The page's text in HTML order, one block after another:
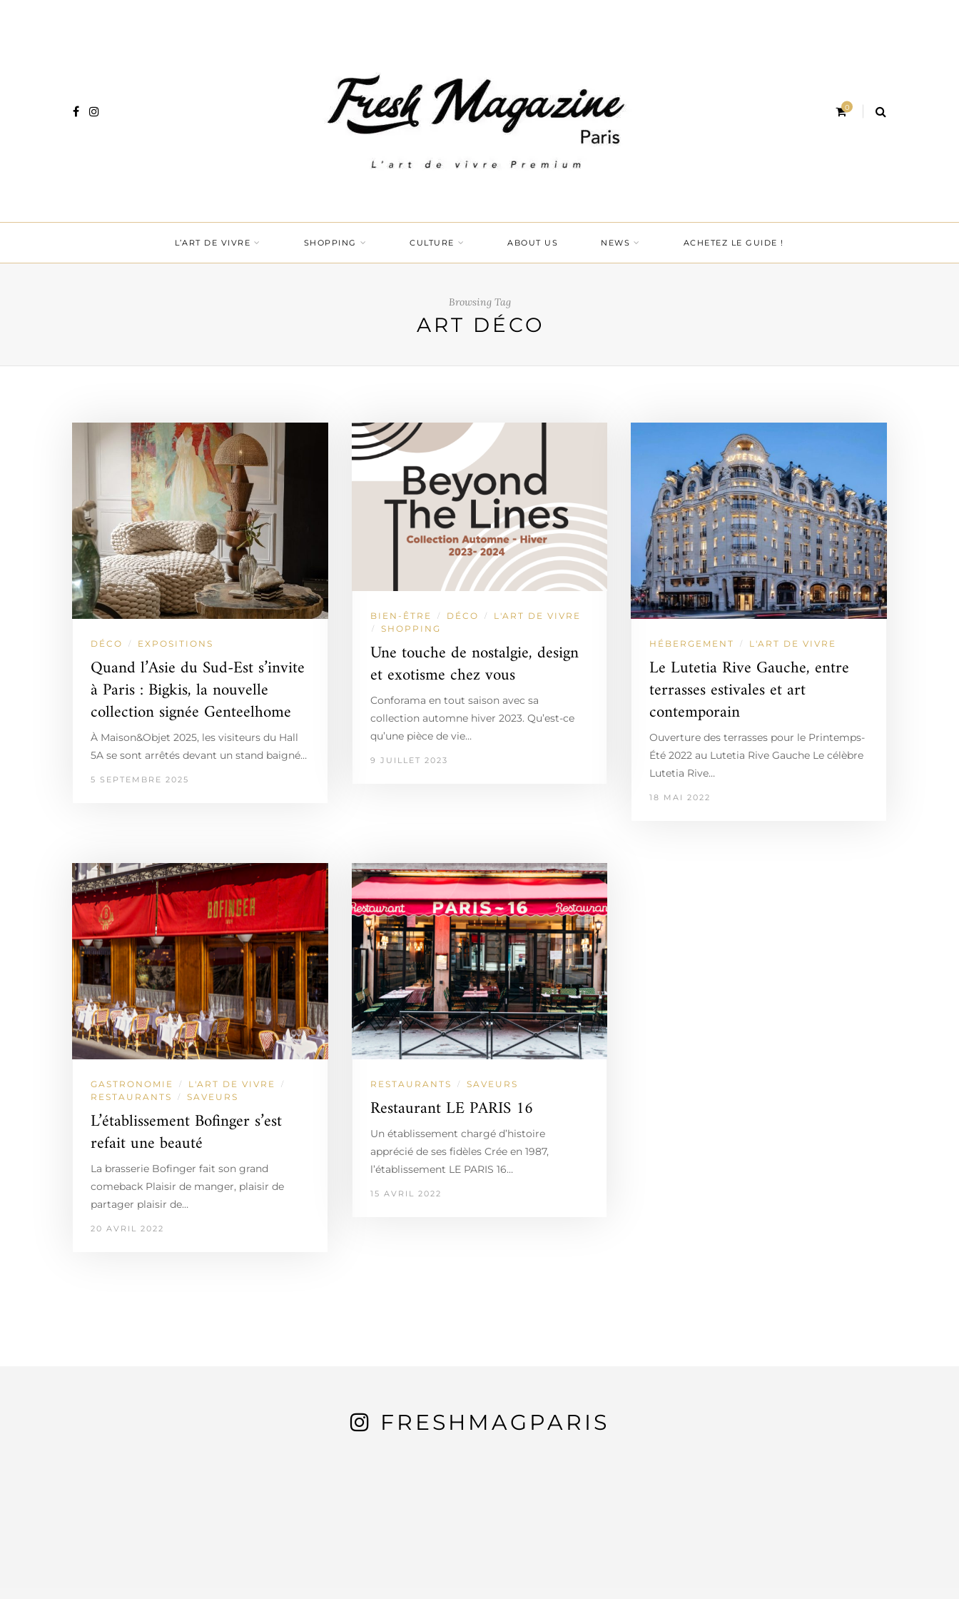
0
L’ART DE VIVRE SHOPPING CULTURE ABOUT US NEWS ACHETEZ LE GUIDE !
Browsing Tag
ART DÉCO
DÉCO / EXPOSITIONS
Quand l’Asie du Sud-Est s’invite
à Paris : Bigkis, la nouvelle
collection signée Genteelhome
À Maison&Objet 2025, les visiteurs du Hall
5A se sont arrêtés devant un stand baigné…
5 SEPTEMBRE 2025
BIEN-ÊTRE / DÉCO / L'ART DE VIVRE
/ SHOPPING
Une touche de nostalgie, design
et exotisme chez vous
Conforama en tout saison avec sa
collection automne hiver 2023. Qu’est-ce
qu’une pièce de vie…
9 JUILLET 2023
HÉBERGEMENT / L'ART DE VIVRE
Le Lutetia Rive Gauche, entre
terrasses estivales et art
contemporain
Ouverture des terrasses pour le Printemps-
Été 2022 au Lutetia Rive Gauche Le célèbre
Lutetia Rive…
18 MAI 2022
GASTRONOMIE / L'ART DE VIVRE /
RESTAURANTS / SAVEURS
L’établissement Bofinger s’est
refait une beauté
La brasserie Bofinger fait son grand
comeback Plaisir de manger, plaisir de
partager plaisir de…
20 AVRIL 2022
RESTAURANTS / SAVEURS
Restaurant LE PARIS 16
Un établissement chargé d’histoire
apprécié de ses fidèles Crée en 1987,
l’établissement LE PARIS 16…
15 AVRIL 2022
FRESHMAGPARIS